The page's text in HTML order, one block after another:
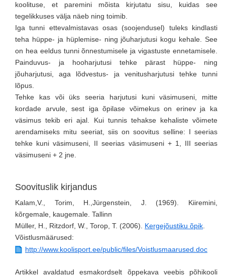
koolituse, et paremini mõista kirjutatu sisu, kuidas see
tegelikkuses välja näeb ning toimib.
Iga tunni ettevalmistavas osas (soojendusel) tuleks kindlasti
teha hüppe- ja hüplemise- ning jõuharjutusi kogu kehale. See
on hea eeldus tunni õnnestumisele ja vigastuste ennetamisele.
Painduvus- ja hooharjutusi tehke pärast hüppe- ning
jõuharjutusi, aga lõdvestus- ja venitusharjutusi tehke tunni
lõpus.
Tehke kas või üks seeria harjutusi kuni väsimuseni, mitte
kordade arvule, sest iga õpilase võimekus on erinev ja ka
väsimus tekib eri ajal. Kui tunnis tehakse kehaliste võimete
arendamiseks mitu seeriat, siis on soovitus selline: I seerias
tehke kuni väsimuseni, II seerias väsimuseni + 1, III seerias
väsimuseni + 2 jne.
Soovituslik kirjandus
Kalam,V., Torim, H.,Jürgenstein, J. (1969). Kiiremini,
kõrgemale, kaugemale. Tallinn
Müller, H., Ritzdorf, W., Torop, T. (2006). Kergejõustiku õpik
Võistlusmäärused:
http://www.koolisport.ee/public/files/Voistlusmaarused.doc
Artikkel avaldatud esmakordselt õppekava veebis põhikooli